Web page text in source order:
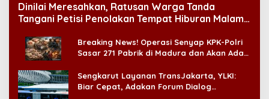
Dinilai Meresahkan, Ratusan Warga Tanda
Tangani Petisi Penolakan Tempat Hiburan Malam
Breaking News! Operasi Senyap KPK-Polri
Sasar 271 Pabrik di Madura dan Akan Ada
Sengkarut Layanan TransJakarta, YLKI:
Biar Cepat, Adakan Forum Dialog